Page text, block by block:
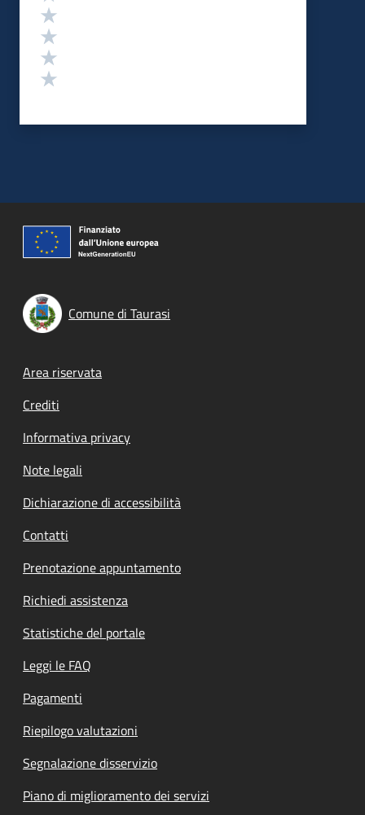
Comune di Taurasi
Footer menu
Area riservata
Crediti
Informativa privacy
Note legali
Dichiarazione di accessibilità
Contatti
Prenotazione appuntamento
Richiedi assistenza
Statistiche del portale
Leggi le FAQ
Pagamenti
Riepilogo valutazioni
Segnalazione disservizio
Piano di miglioramento dei servizi